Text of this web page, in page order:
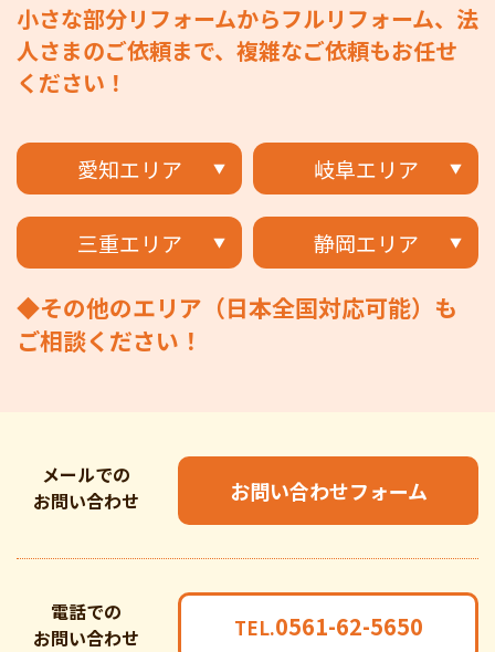
小さな部分リフォームからフルリフォーム、法
人さまのご依頼まで、複雑なご依頼もお任せ
ください！
愛知エリア 岐阜エリア
三重エリア 静岡エリア
◆その他のエリア（日本全国対応可能）も
ご相談ください！
メールでの
お問い合わせ
お問い合わせフォーム
電話での
お問い合わせ
TEL.0561-62-5650